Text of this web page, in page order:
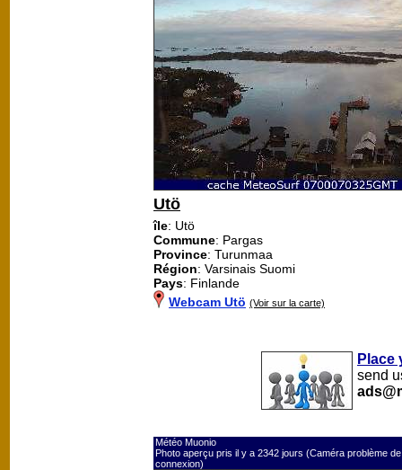
Utö
île: Utö
Commune: Pargas
Province: Turunmaa
Région: Varsinais Suomi
Pays: Finlande
Webcam Utö (Voir sur la carte)
Place
send
Météo Muonio
Photo aperçu pris il y a 2342 jours (Caméra problème de
connexion)